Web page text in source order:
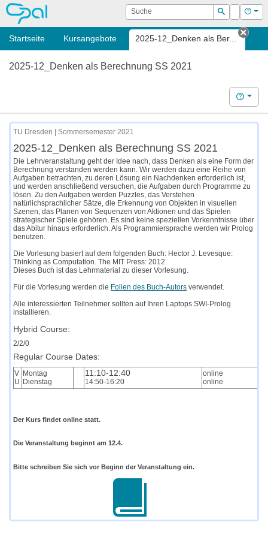
OPAL Suche
Suchen
Login Hilfe
Startseite Kursangebote 2025-12_Denken als Ber...
Tab
2025-12_Denken als Berechnung SS 2021
Hilfe
TU Dresden | Sommersemester 2021
2025-12_Denken als Berechnung SS 2021
Die Lehrveranstaltung geht der Idee nach, dass Denken als eine Form der
Berechnung verstanden werden kann. Wir werden dazu eine Reihe von
Aufgaben betrachten, zu deren Lösung ein Nachdenken erforderlich ist,
und werden anschließend versuchen, die Aufgaben durch Programme zu
lösen. Zu den Aufgaben werden Puzzles, das Verstehen
natürlichsprachlicher Sätze, die Erkennung von Objekten in visuellen
Szenen, das Planen von Sequenzen von Aktionen und das Spielen
strategischer Spiele gehören. Es sind keine speziellen Vorkenntnisse über
das Abitur hinaus erforderlich. Als Programmiersprache werden wir Prolog
benutzen.
Die Vorlesung basiert auf dem folgenden Buch: Hector J. Levesque:
Thinking as Computation. The MIT Press: 2012.
Dieses Buch ist das Lehrmaterial zu dieser Vorlesung.
Für die Vorlesung werden die Folien des Buch-Autors verwendet.
Alle interessierten Teilnehmer sollten auf Ihren Laptops SWI-Prolog
installieren.
Hybrid Course:
2/2/0
Regular Course Dates:
V
U
Montag
Dienstag
11:10-12:40
14:50-16:20
online
online
Der Kurs findet online statt.
Die Veranstaltung beginnt am 12.4.
Bitte schreiben Sie sich vor Beginn der Veranstaltung ein.